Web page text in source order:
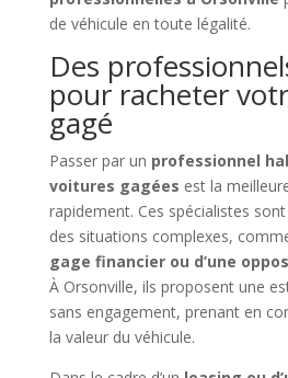
de véhicule en toute légalité.
Des
pour racheter
gagé
Passer par un professionnel
voitures gagées est la
rapidement. Ces spécialistes
des situations complexes,
gage financier ou d’une
À Orsonville, ils proposent une
sans engagement, prenant en
la valeur du véhicule.